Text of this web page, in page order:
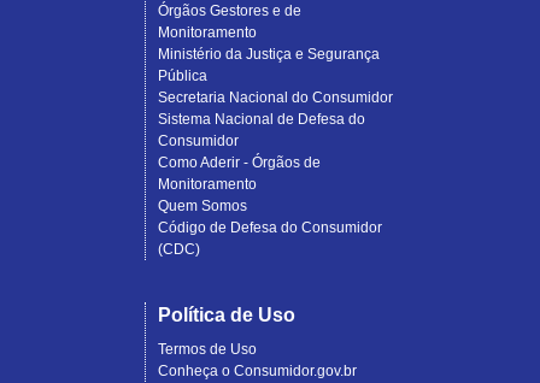
Órgãos Gestores e de
Monitoramento
Ministério da Justiça e Segurança
Pública
Secretaria Nacional do Consumidor
Sistema Nacional de Defesa do
Consumidor
Como Aderir - Órgãos de
Monitoramento
Quem Somos
Código de Defesa do Consumidor
(CDC)
Política de Uso
Termos de Uso
Conheça o Consumidor.gov.br